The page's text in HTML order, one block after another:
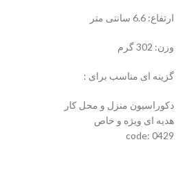
ارتفاع: 6.6 سانتی متر
وزن: 302 گرم
گزینه ای مناسب برای :
دکوراسیون منزل و محل کار
هدیه ای ویژه و خاص
code: 0429